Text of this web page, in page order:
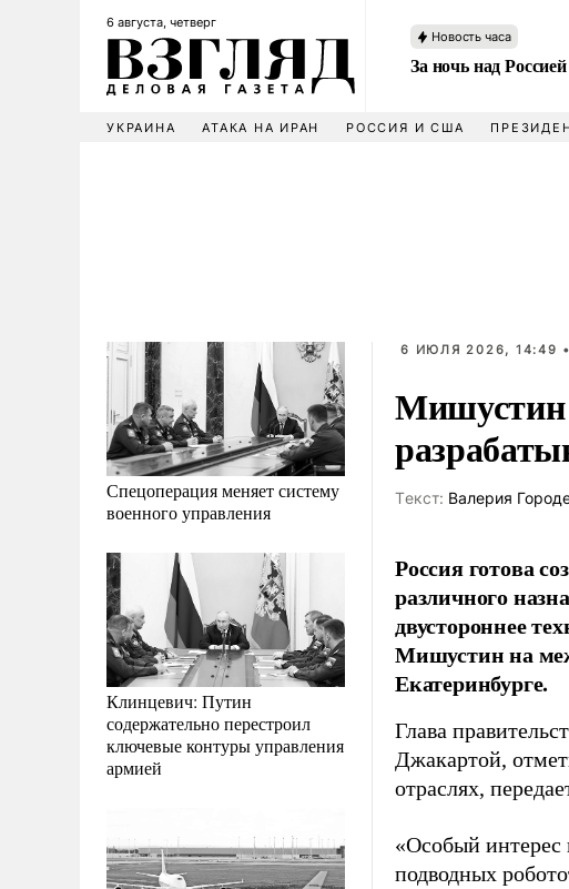
6 августа, четверг
Новость часа
За ночь над
УКРАИНА АТАКА НА ИРАН РОССИЯ И США
Спецоперация меняет систему
военного управления
Клинцевич: Путин
содержательно перестроил
ключевые контуры управления
армией
6 ИЮЛЯ 2026, 14:49 •
Мишустин
Tекст: Валерия
Россия готова
различного
двустороннее
Мишустин на
Екатеринбурге.
Глава
Джакартой,
отраслях,
«Особый интерес
подводных